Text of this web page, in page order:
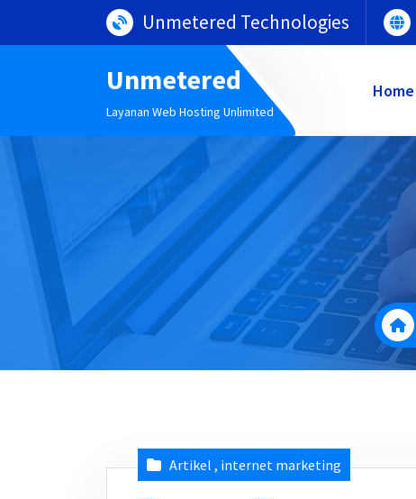
Unmetered Technologies
Unmetered
Layanan Web Hosting Unlimited
Home
Artikel , internet marketing